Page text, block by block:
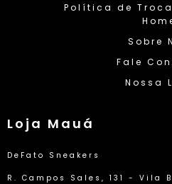
Política de
Sobre
Fale
Nossa
Loja Mauá
DeFato Sneakers
R. Campos Sales, 131 - Vila